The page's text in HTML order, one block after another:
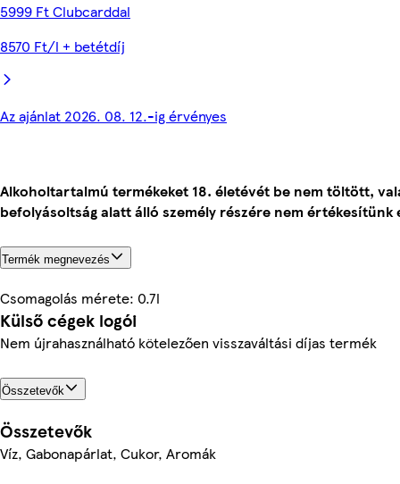
5999 Ft Clubcarddal
8570 Ft/l + betétdíj
Az ajánlat 2026. 08. 12.-ig érvényes
Alkoholtartalmú termékeket 18. életévét be nem töltött,
befolyásoltság alatt álló személy részére nem értékesítünk
Termék megnevezés
Csomagolás mérete: 0.7l
Külső cégek logói
Nem újrahasználható kötelezően visszaváltási díjas termék
Összetevők
Összetevők
Víz, Gabonapárlat, Cukor, Aromák